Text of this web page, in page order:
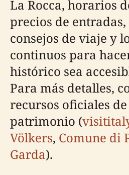
La Rocca, horarios
precios de
consejos de viaje y
continuos para
histórico sea
Para más detalles,
recursos oficiales
patrimonio (
Völkers, Comune di
Garda).